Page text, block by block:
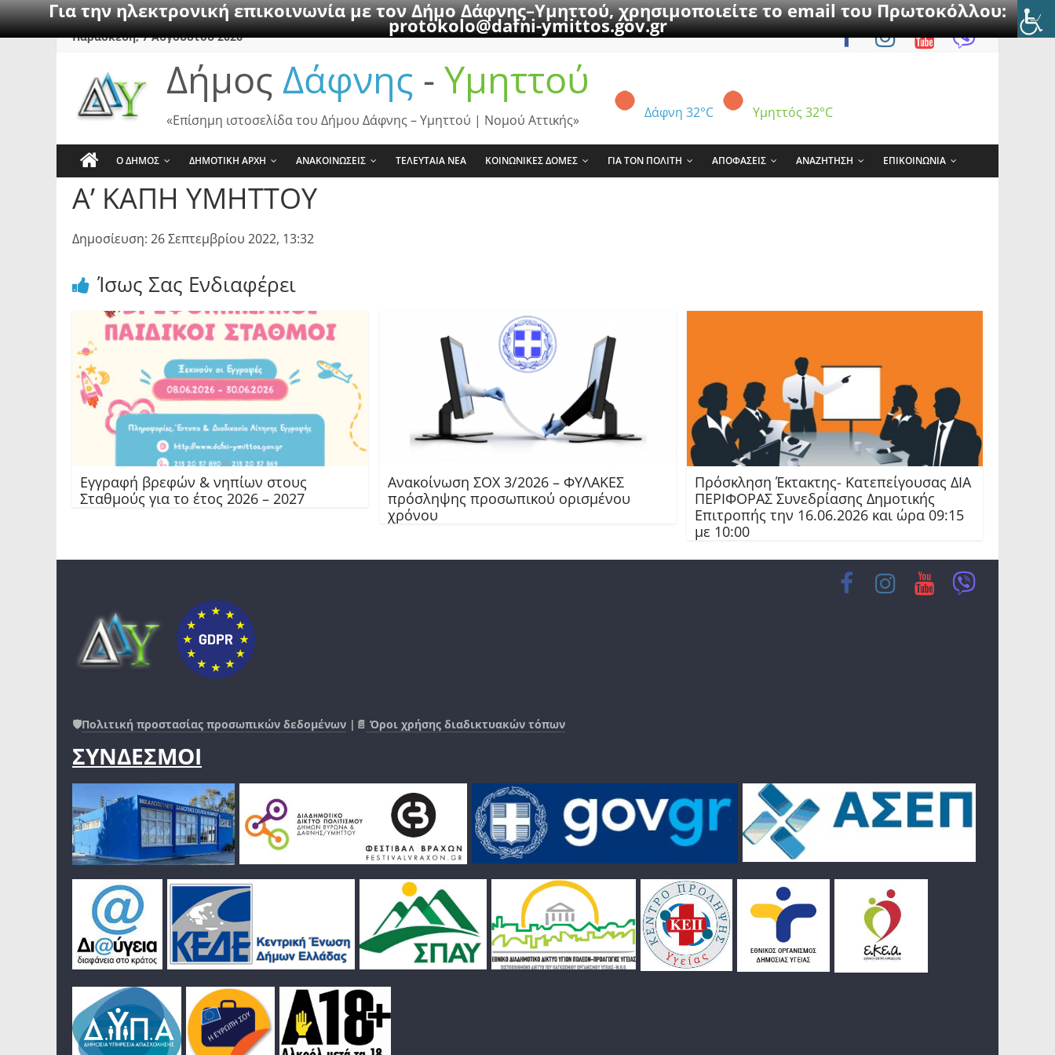
Για την ηλεκτρονική επικοινωνία με τον Δήμο Δάφνης–Υμηττού, χρησιμοποιείτε το email του Πρωτοκόλλου:
protokolo@dafni-ymittos.gov.gr
SkipΠαρασκευή, 7 Αυγούστου 2026
Δήμος Δάφνης - Υμηττού
Δάφνη 32°C Υμηττός 32°C
«Επίσημη ιστοσελίδα του Δήμου Δάφνης – Υμηττού | Νομού Αττικής»
Ο ΔΗΜΟΣ ΔΗΜΟΤΙΚΗ ΑΡΧΗ ΑΝΑΚΟΙΝΩΣΕΙΣ ΤΕΛΕΥΤΑΙΑ ΝΕΑ ΚΟΙΝΩΝΙΚΕΣ ΔΟΜΕΣ ΓΙΑ ΤΟΝ ΠΟΛΙΤΗ ΑΠΟΦΑΣΕΙΣ ΑΝΑΖΗΤΗΣΗ ΕΠΙΚΟΙΝΩΝΙΑ
Α’ ΚΑΠΗ ΥΜΗΤΤΟΥ
Δημοσίευση: 26 Σεπτεμβρίου 2022, 13:32
Ίσως Σας Ενδιαφέρει
Εγγραφή βρεφών & νηπίων στους
Σταθμούς για το έτος 2026 – 2027
Ανακοίνωση ΣΟΧ 3/2026 – ΦΥΛΑΚΕΣ
πρόσληψης προσωπικού ορισμένου
χρόνου
Πρόσκληση Έκτακτης- Κατεπείγουσας ΔΙΑ
ΠΕΡΙΦΟΡΑΣ Συνεδρίασης Δημοτικής
Επιτροπής την 16.06.2026 και ώρα 09:15
με 10:00
🛡️Πολιτική προστασίας προσωπικών δεδομένων |📄 Όροι χρήσης διαδικτυακών τόπων
ΣΥΝΔΕΣΜΟΙ